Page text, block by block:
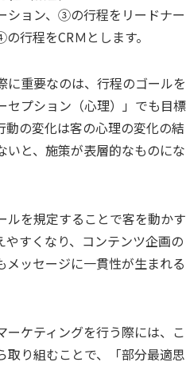
ョン、③の行程をリードナー
行程をCRＭとします。
に重要なのは、行程のゴールを
セプション（心理）」でも目標
の変化は客の心理の変化の結
いと、施策が表層的なものにな
ルを規定することで客を動かす
すくなり、コンテンツ企画の
ッセージに一貫性が生まれる
ーケティングを行う際には、こ
取り組むことで、「部分最適思